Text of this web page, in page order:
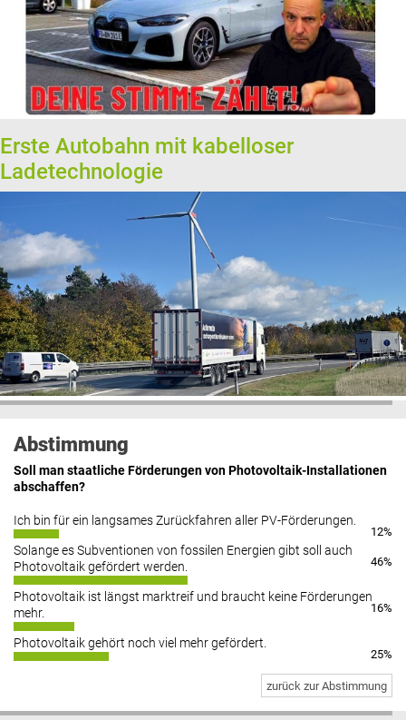
Erste Autobahn mit kabelloser
Ladetechnologie
Abstimmung
Soll man staatliche Förderungen von Photovoltaik-Installationen
abschaffen?
Ich bin für ein langsames Zurückfahren aller PV-Förderungen.
12%
Solange es Subventionen von fossilen Energien gibt soll auch
Photovoltaik gefördert werden.
46%
Photovoltaik ist längst marktreif und braucht keine Förderungen
mehr.
16%
Photovoltaik gehört noch viel mehr gefördert.
25%
zurück zur Abstimmung